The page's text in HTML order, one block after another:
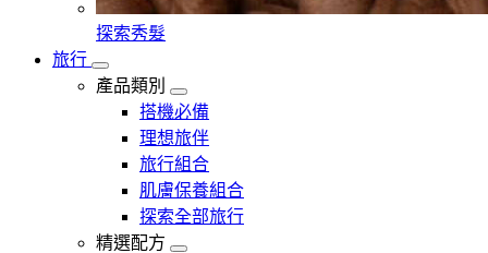
探索秀髮
旅行
產品類別
搭機必備
理想旅伴
旅行組合
肌膚保養組合
探索全部旅行
精選配方